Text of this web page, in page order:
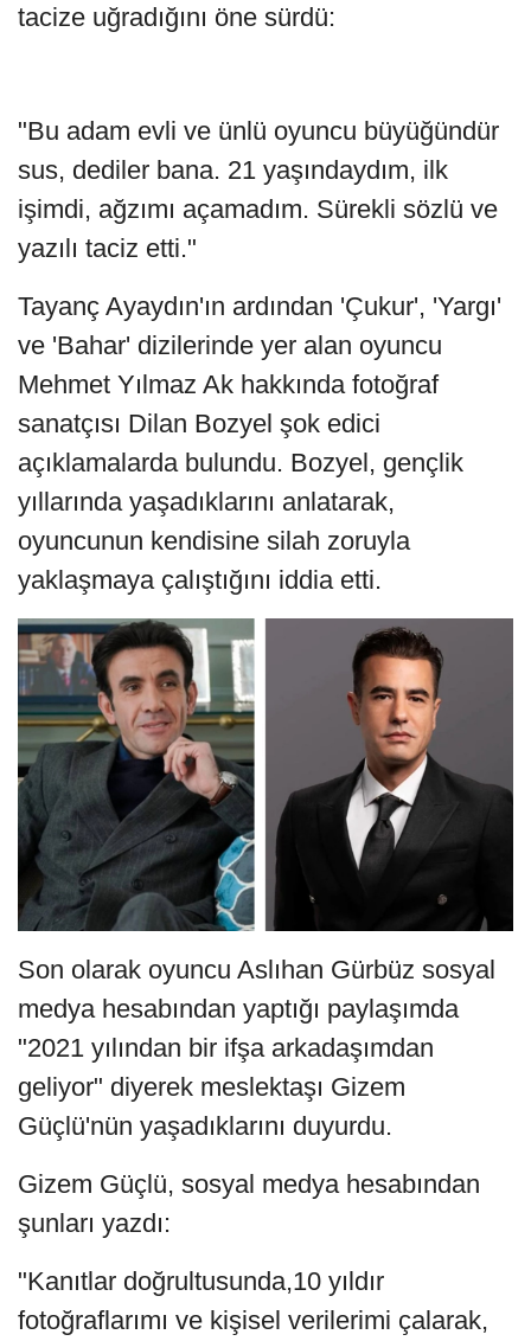
tacize uğradığını öne sürdü:
"Bu adam evli ve ünlü oyuncu büyüğündür
sus, dediler bana. 21 yaşındaydım, ilk
işimdi, ağzımı açamadım. Sürekli sözlü ve
yazılı taciz etti."
Tayanç Ayaydın'ın ardından 'Çukur', 'Yargı'
ve 'Bahar' dizilerinde yer alan oyuncu
Mehmet Yılmaz Ak hakkında fotoğraf
sanatçısı Dilan Bozyel şok edici
açıklamalarda bulundu. Bozyel, gençlik
yıllarında yaşadıklarını anlatarak,
oyuncunun kendisine silah zoruyla
yaklaşmaya çalıştığını iddia etti.
Son olarak oyuncu Aslıhan Gürbüz sosyal
medya hesabından yaptığı paylaşımda
"2021 yılından bir ifşa arkadaşımdan
geliyor" diyerek meslektaşı Gizem
Güçlü'nün yaşadıklarını duyurdu.
Gizem Güçlü, sosyal medya hesabından
şunları yazdı:
"Kanıtlar doğrultusunda,10 yıldır
fotoğraflarımı ve kişisel verilerimi çalarak,